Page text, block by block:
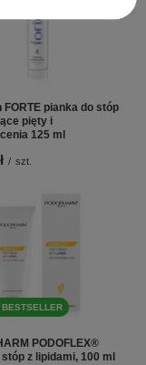
FORTE pianka do stóp
pięty i
125 ml
/ szt.
BESTSELLER
PODOFLEX®
z lipidami, 100 ml